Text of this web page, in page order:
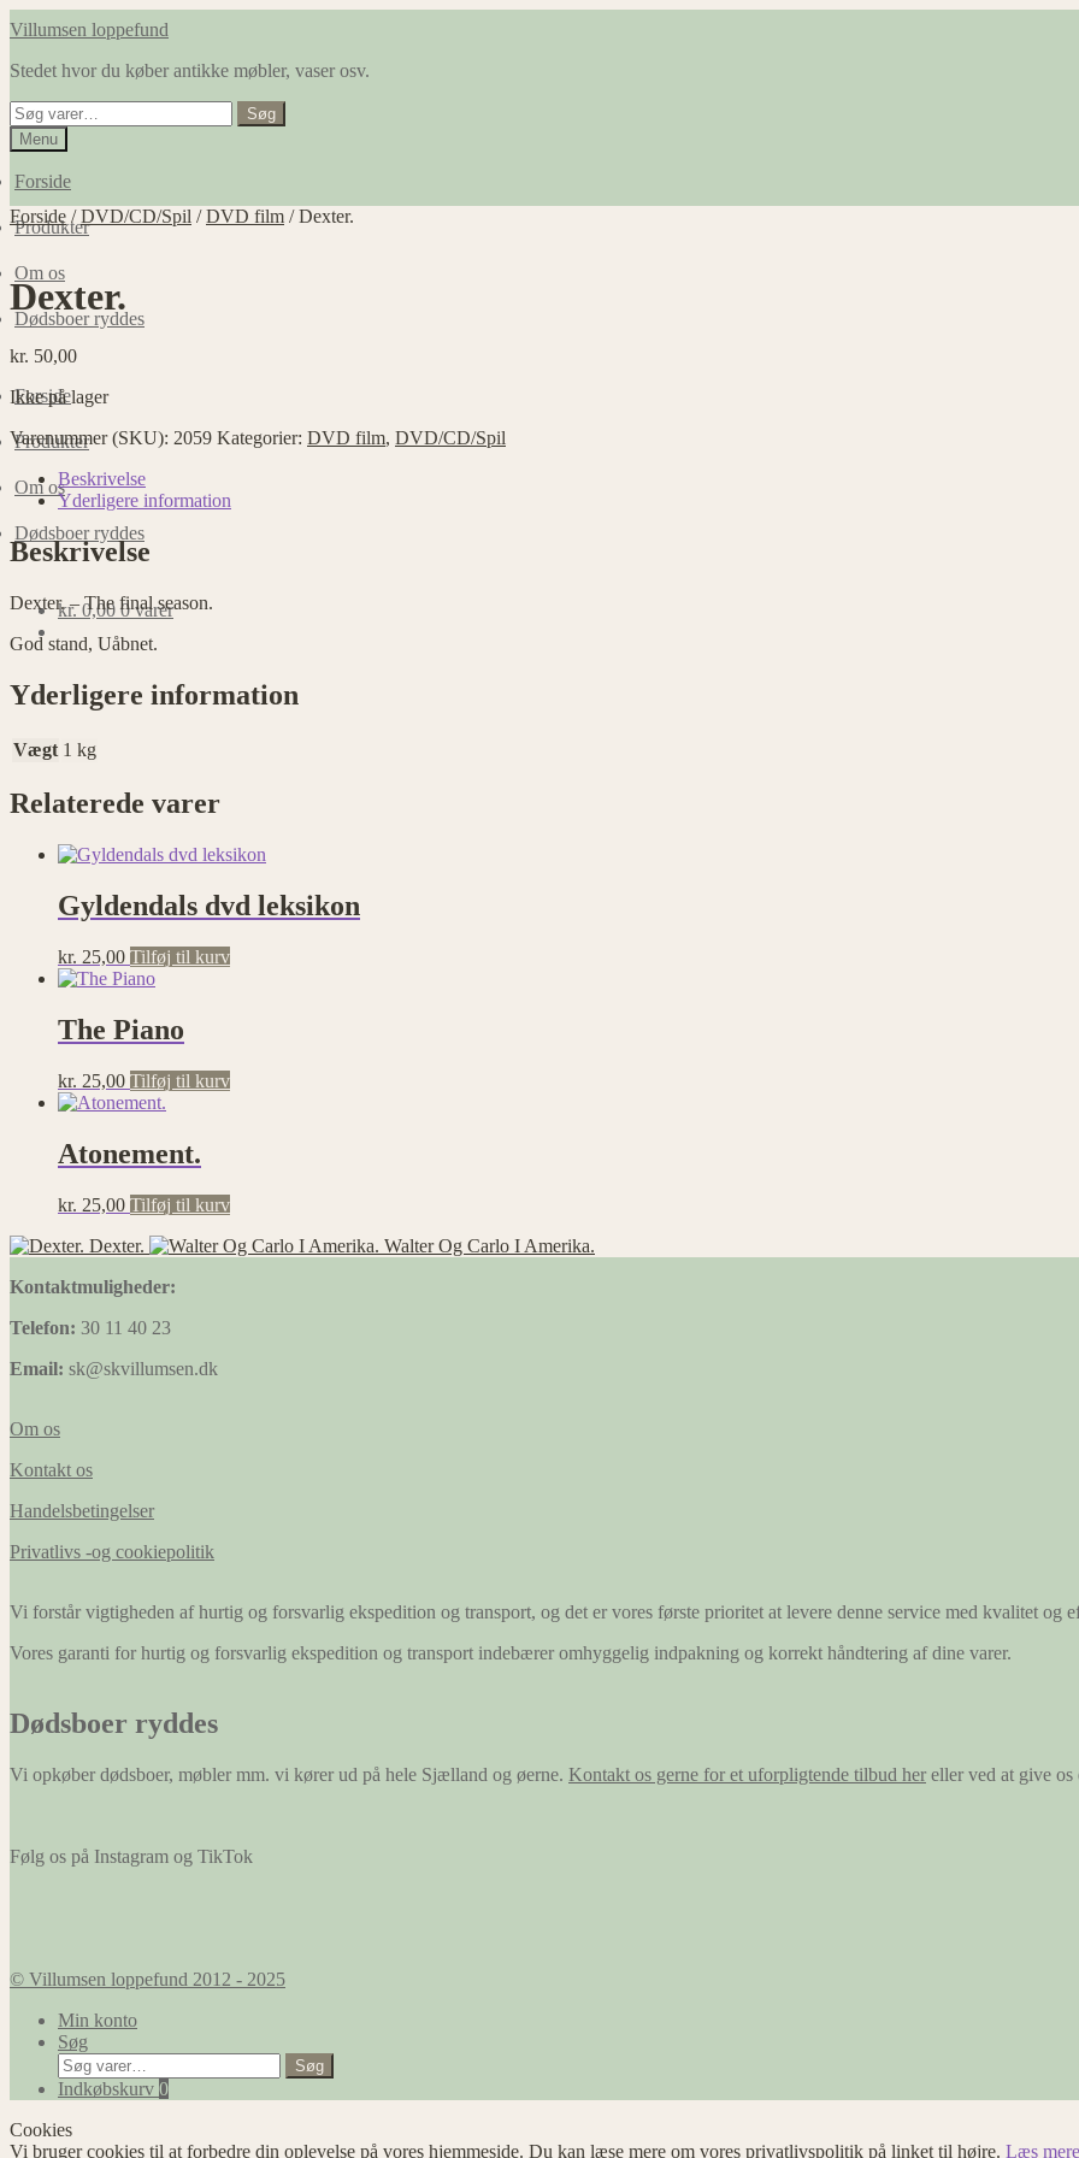
Spring
navigation
Spring
indhold
Villumsen loppefund
Stedet hvor du køber antikke møbler, vaser osv.
Søg
efter:
Søg
Menu
Forside
Produkter
Om os
Dødsboer ryddes
Forside
Produkter
Om os
Dødsboer ryddes
kr.0,00 0 varer
Forside /DVD/CD/Spil /DVD film /Dexter.
Dexter.
kr. 50,00
Ikke på lager
Varenummer (SKU): 2059 Kategorier: DVD film, DVD/CD/Spil
Beskrivelse
Yderligere information
Beskrivelse
Dexter. – The final season.
God stand, Uåbnet.
Yderligere information
Vægt 1 kg
Relaterede varer
Gyldendals dvd leksikon
kr. 25,00 Tilføj til kurv
The Piano
kr. 25,00 Tilføj til kurv
Atonement.
kr. 25,00 Tilføj til kurv
Dexter.
Walter Og Carlo I Amerika.
Kontaktmuligheder:
Telefon: 30 11 40 23
Email: sk@skvillumsen.dk
Om os
Kontakt os
Handelsbetingelser
Privatlivs -og cookiepolitik
Vi forstår vigtigheden af hurtig og forsvarlig ekspedition og transport, og det er vores første prioritet at levere denne service med kvalitet og
Vores garanti for hurtig og forsvarlig ekspedition og transport indebærer omhyggelig indpakning og korrekt håndtering af dine varer.
Dødsboer ryddes
Vi opkøber dødsboer, møbler mm. vi kører ud på hele Sjælland og øerne. Kontakt os gerne for et uforpligtende tilbud her eller ved at give
Følg os på Instagram og TikTok
© Villumsen loppefund 2012 - 2025
Min konto
Søg
Søg
efter:
Søg
Indkøbskurv 0
Cookies
Vi bruger cookies til at forbedre din oplevelse på vores hjemmeside. Du kan læse mere om vores privatlivspolitik på linket til højre. Læs